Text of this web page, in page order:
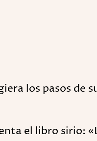
los pasos de
el libro sirio: